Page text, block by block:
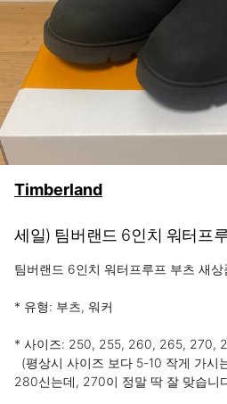
Timberland
세일) 팀버랜드 6인치 워터프
팀버랜드 6인치 워터프루프 부츠 새상
* 유형: 부츠, 워커
* 사이즈: 250, 255, 260, 265, 270,
280신는데, 270이 정말 딱 잘 맞습니